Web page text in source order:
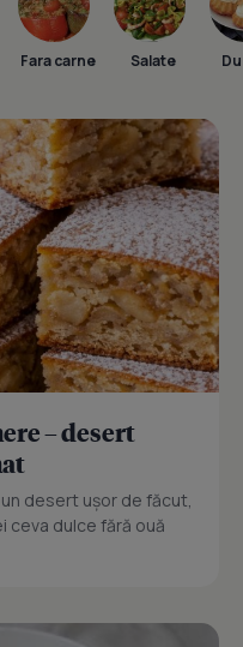
Fara carne Salate
– desert
desert ușor de făcut,
ceva dulce fără ouă